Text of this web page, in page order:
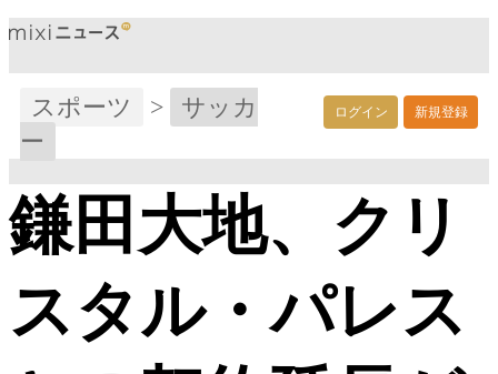
ログイン 新規登録
スポーツ >
サッカ
ー
鎌田大地、クリ
スタル・パレス